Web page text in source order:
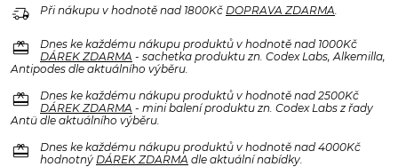
delivery_truck_speed Při nákupu v hodnotě nad 1800Kč DOPRAVA ZDARMA
redeem
Dnes ke každému nákupu produktů v hodnotě nad 1000Kč
DÁREK ZDARMA - sachetka produktu zn. Codex Labs, Alkemilla,
Antipodes dle aktuálního výběru.
redeem
Dnes ke každému nákupu produktů v hodnotě nad 2500Kč
DÁREK ZDARMA - mini balení produktu zn. Codex Labs z řady
Antü dle aktuálního výběru.
redeem
Dnes ke každému nákupu produktů v hodnotě nad 4000Kč
hodnotný DÁREK ZDARMA dle aktuální nabídky.